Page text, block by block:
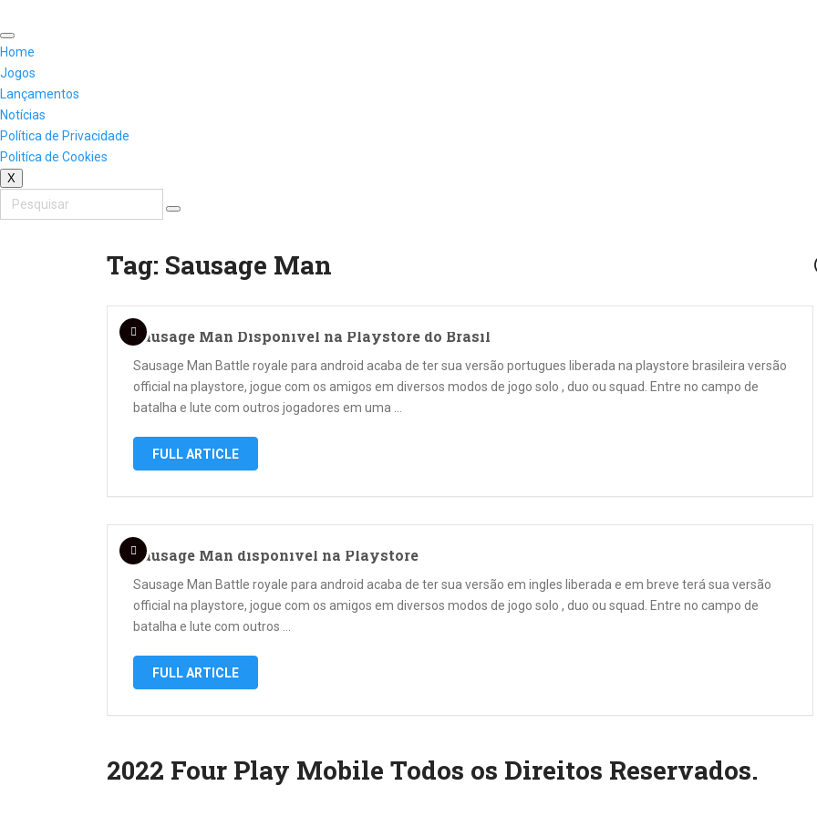
to
content
Home
Jogos
Lançamentos
Notícias
Política de Privacidade
Politíca de Cookies
X
Tag: Sausage Man
Sausage Man Disponivel na Playstore do Brasil
Sausage Man Battle royale para android acaba de ter sua versão portugues liberada na playstore brasileira versão
official na playstore, jogue com os amigos em diversos modos de jogo solo , duo ou squad. Entre no campo de
batalha e lute com outros jogadores em uma …
FULL ARTICLE
Sausage Man disponível na Playstore
Sausage Man Battle royale para android acaba de ter sua versão em ingles liberada e em breve terá sua versão
official na playstore, jogue com os amigos em diversos modos de jogo solo , duo ou squad. Entre no campo de
batalha e lute com outros …
FULL ARTICLE
2022 Four Play Mobile Todos os Direitos Reservados.